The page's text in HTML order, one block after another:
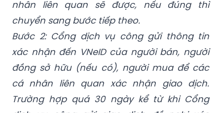
thông tin người mua xe).
Các tin đặc điểm xe, nhân thân của cá
nhân liên quan sẽ được, nếu đúng thì
chuyển sang bước tiếp theo.
Bước 2: Cổng dịch vụ công gửi thông tin
xác nhận đến VNeID của người bán, người
đồng sở hữu (nếu có), người mua để các